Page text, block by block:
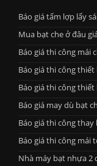
Báo giá tấm lợp lấy
Mua bạt che ở đâu
Báo giá thi công mái
Báo giá thi công
Báo giá thi công
Báo giá may dù bạt
Báo giá thi công
Báo giá thi công mái
Nhà máy bạt nhựa 2